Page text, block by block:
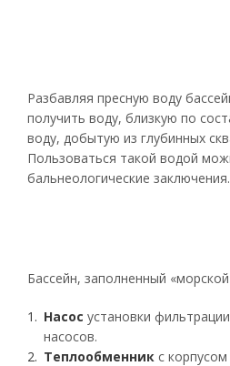
Разбавляя пресную воду
получить воду, близкую по
воду, добытую из глубинных
Пользоваться такой водой
бальнеологические заключения.
Бассейн, заполненный
Насос установки
насосов.
Теплообменник с